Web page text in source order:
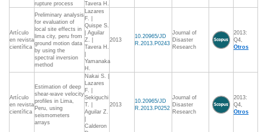
rupture process
Tavera H.
Artículo
en revista
científica
Preliminary analysis
for evaluation of
local site effects in
lima city, peru from
ground motion data
by using the
spectral inversion
method
Lazares
F. |
Quispe S.
| Aguilar
Z. |
Tavera H.
Yamanaka
H.
2013
10.20965/JD
R.2013.P0243
Journal of
Disaster
Research
2013:
Q4,
Otros
Artículo
en revista
científica
Estimation of deep
shear-wave velocity
profiles in Lima,
Peru, using
seismometers
arrays
Nakai S. |
Lazares
F. |
Sekiguchi
T. |
Aguilar Z.
Calderon
2013
10.20965/JD
R.2013.P0252
Journal of
Disaster
Research
2013:
Q4,
Otros